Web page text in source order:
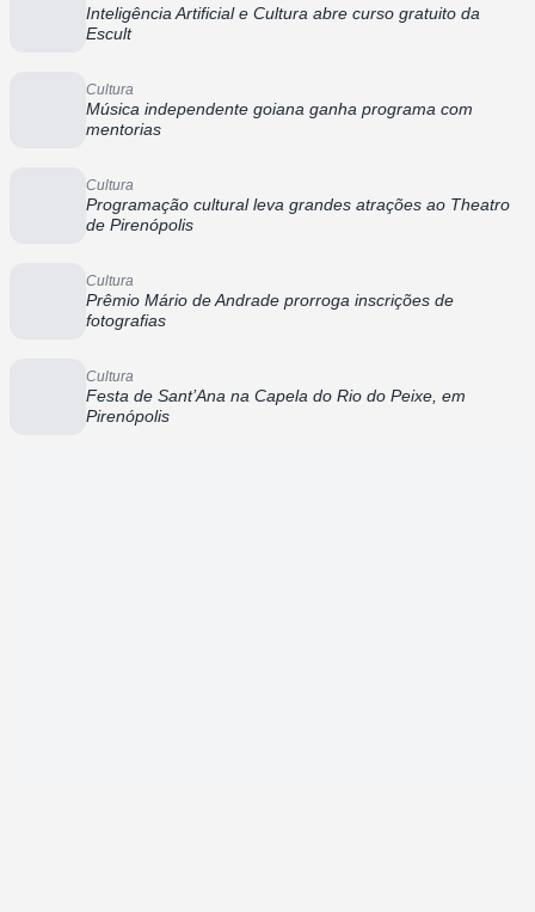
Inteligência Artificial e Cultura abre curso gratuito da
Escult
Cultura
Música independente goiana ganha programa com
mentorias
Cultura
Programação cultural leva grandes atrações ao Theatro
de Pirenópolis
Cultura
Prêmio Mário de Andrade prorroga inscrições de
fotografias
Cultura
Festa de Sant’Ana na Capela do Rio do Peixe, em
Pirenópolis